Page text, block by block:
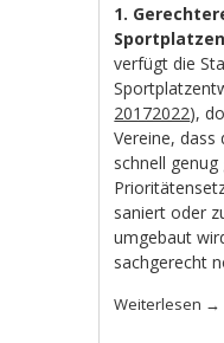
1.
verfügt die
20172022),
Vereine,
schnell
saniert oder
umgebaut
sachgerecht
Weiterlesen →